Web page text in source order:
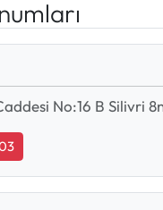
No:16 B Silivri